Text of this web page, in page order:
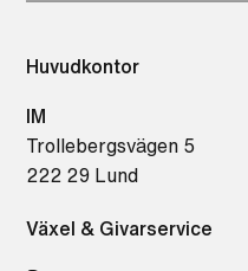
Huvudkontor
IM
Trollebergsvägen 5
222 29 Lund
Växel & Givarservice